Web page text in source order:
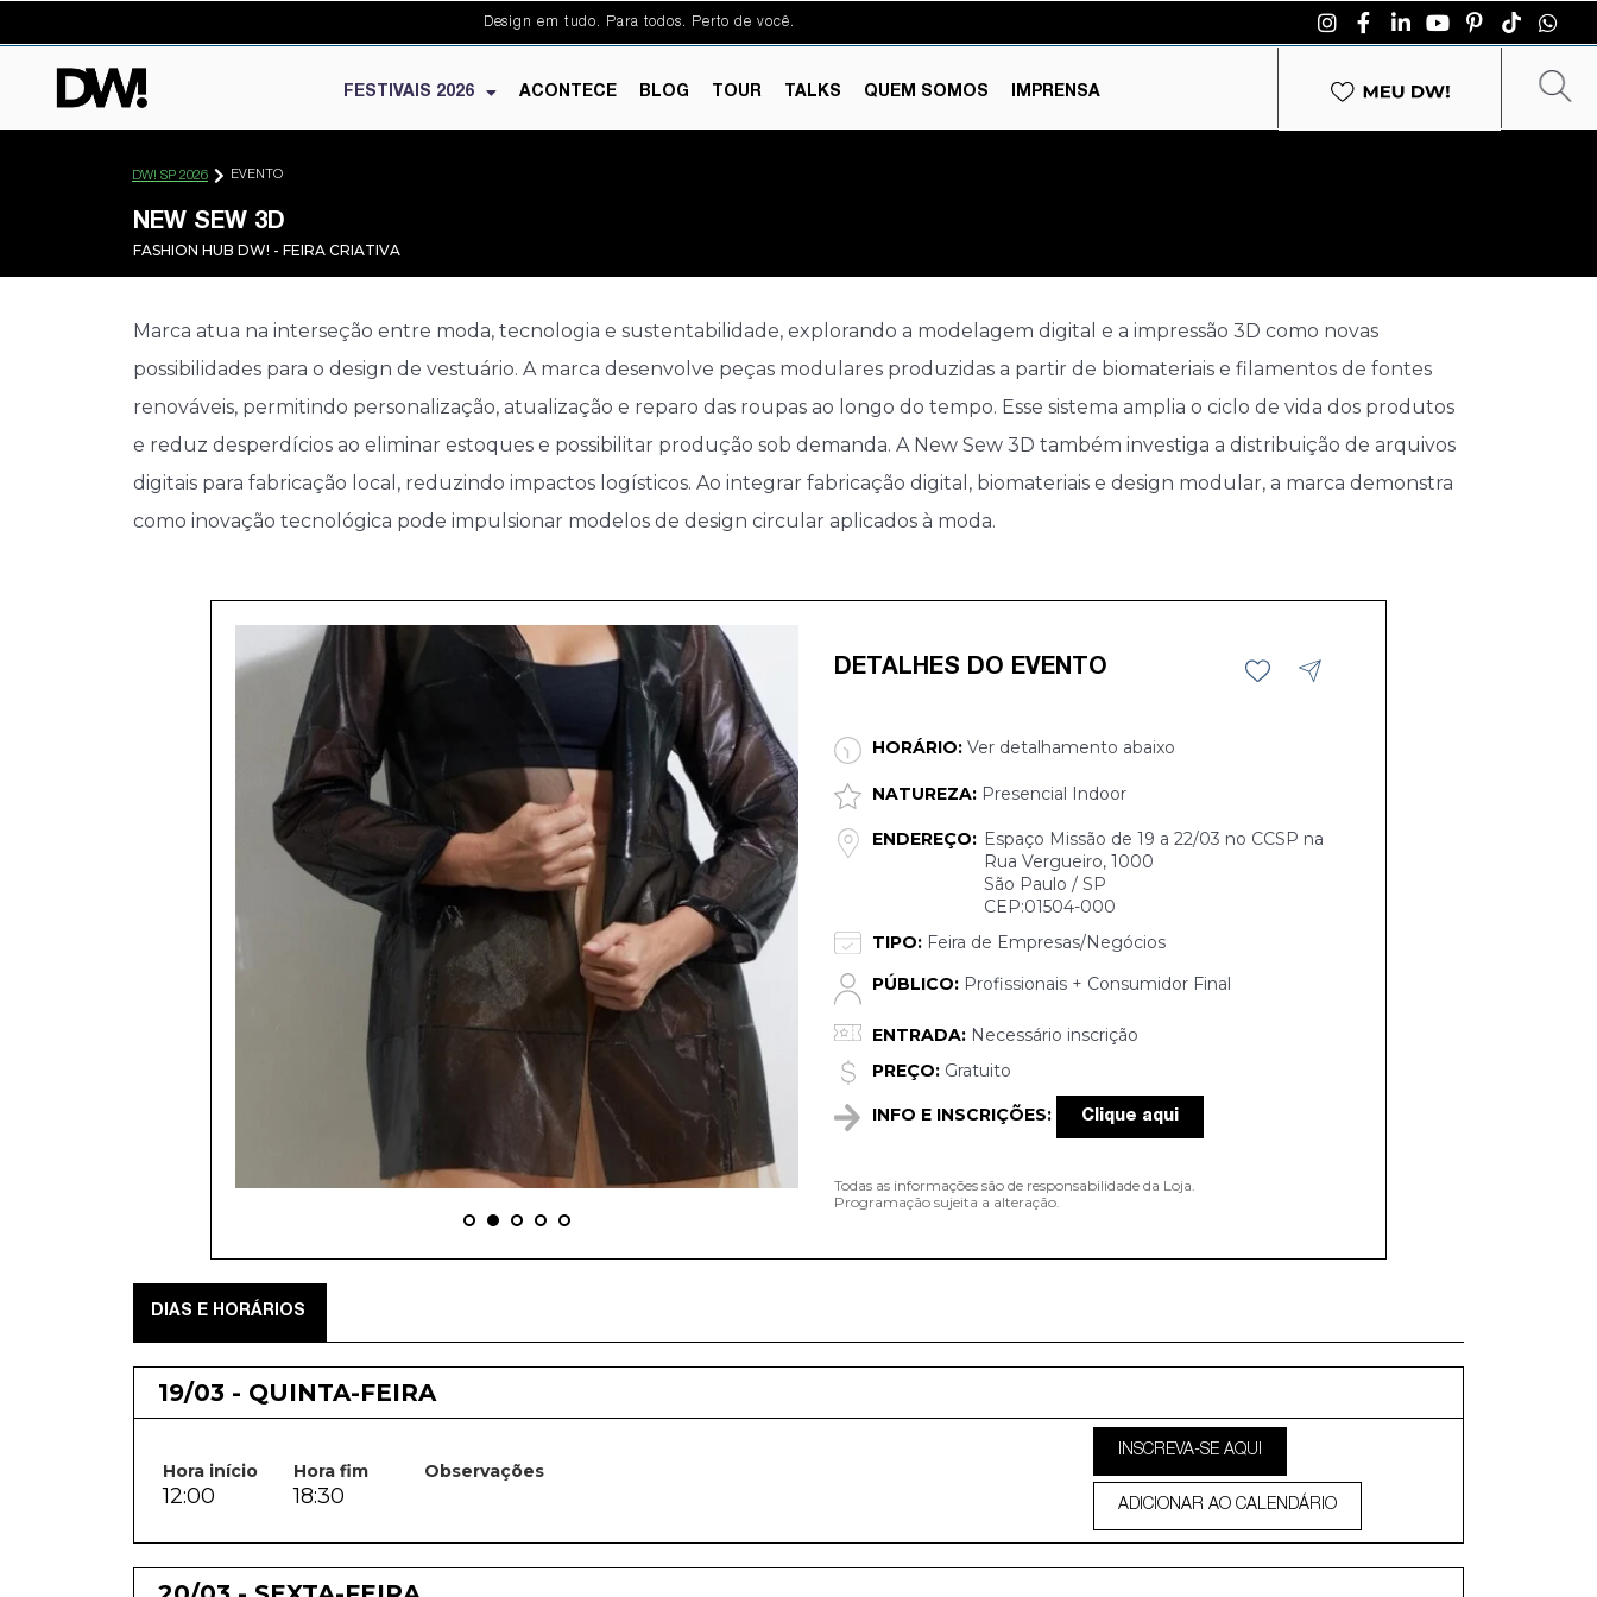
Design em tudo. Para todos. Perto de você.
FESTIVAIS 2026 ACONTECE BLOG TOUR TALKS QUEM SOMOS IMPRENSA
DW! SP 2026 EVENTO
NEW SEW 3D
FASHION HUB DW! - FEIRA CRIATIVA
Marca atua na interseção entre moda, tecnologia e sustentabilidade, explorando a modelagem digital e a impressão 3D como novas
possibilidades para o design de vestuário. A marca desenvolve peças modulares produzidas a partir de biomateriais e filamentos de fontes
renováveis, permitindo personalização, atualização e reparo das roupas ao longo do tempo. Esse sistema amplia o ciclo de vida dos produtos
e reduz desperdícios ao eliminar estoques e possibilitar produção sob demanda. A New Sew 3D também investiga a distribuição de arquivos
digitais para fabricação local, reduzindo impactos logísticos. Ao integrar fabricação digital, biomateriais e design modular, a marca demonstra
como inovação tecnológica pode impulsionar modelos de design circular aplicados à moda.
DETALHES DO EVENTO
HORÁRIO: Ver detalhamento abaixo
NATUREZA: Presencial Indoor
ENDEREÇO: Espaço Missão de 19 a 22/03 no CCSP na
Rua Vergueiro, 1000
São Paulo / SP
CEP:01504-000
TIPO: Feira de Empresas/Negócios
PÚBLICO: Profissionais + Consumidor Final
ENTRADA: Necessário inscrição
PREÇO: Gratuito
INFO E INSCRIÇÕES: Clique aqui
Todas as informações são de responsabilidade da Loja.
Programação sujeita a alteração.
DIAS E HORÁRIOS
19/03 - QUINTA-FEIRA
Hora início Hora fim Observações
12:00 18:30
INSCREVA-SE AQUI
ADICIONAR AO CALENDÁRIO